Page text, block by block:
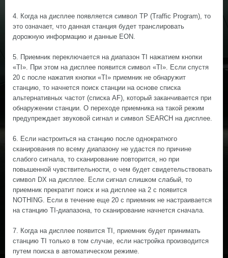
4. Когда на дисплее появляется символ ТР (Traffic Program), то
это означает, что данная станция будет транслировать
дорожную информацию и данные EON.
5. Приемник переключается на диапазон TI нажатием кнопки
«TI». При этом на дисплее появится символ «TI». Если спустя
20 с после нажатия кнопки «TI» приемник не обнаружит
станцию, то начнется поиск станции на основе списка
альтернативных частот (списка AF), который заканчивается при
обнаружении станции. О переходе приемника на такой режим
предупреждает звуковой сигнал и символ SEARCH на дисплее.
6. Если настроиться на станцию после однократного
сканирования по всему диапазону не удастся по причине
слабого сигнала, то сканирование повторится, но при
повышенной чувствительности, о чем будет свидетельствовать
символ DX на дисплее. Если сигнал слишком слабый, то
приемник прекратит поиск и на дисплее на 2 с появится
NOTHING. Если в течение еще 20 с приемник не настраивается
на станцию TI-диапазона, то сканирование начнется сначала.
7. Когда на дисплее появится TI, приемник будет принимать
станцию TI только в том случае, если настройка производится
путем поиска в автоматическом режиме.